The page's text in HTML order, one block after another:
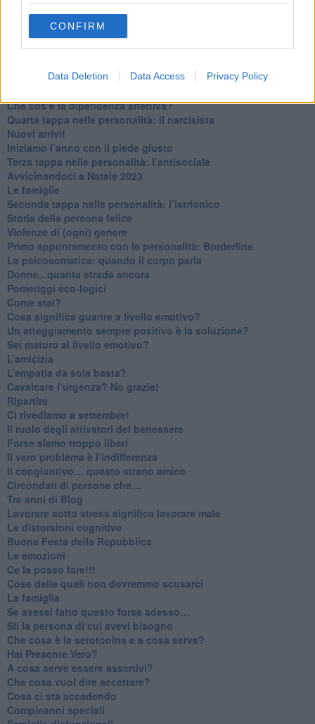
CONFIRM
Data Deletion Data Access Privacy Policy
​Essere genitori di un adolescente
​Saper pazientare
​Giornata del Fiocchetto Lilla
​Venerdì emozionalmente sostenibile
Contornati di persone che…
Che cos’è la dipendenza affettiva?
Quarta tappa nelle personalità: il narcisista
​Nuovi arrivi!
​Iniziamo l’anno con il piede giusto
​Terza tappa nelle personalità: l’antisociale
​Avvicinandoci a Natale 2023
Le famiglie
Seconda tappa nelle personalità: l’istrionico
​Storia della persona felice
Violenze di (ogni) genere
​Primo appuntamento con le personalità: Borderline
La psicosomatica: quando il corpo parla
Donne...quanta strada ancora
​Pomeriggi eco-logici
​Come stai?
Cosa significa guarire a livello emotivo?
​Un atteggiamento sempre positivo è la soluzione?
​Sei maturo al livello emotivo?
​L’amicizia
​L’empatia da sola basta?
​Cavalcare l’urgenza? No grazie!
Ripartire
​Ci rivediamo a settembre!
​Il ruolo degli attivatori del benessere
​Forse siamo troppo liberi
​Il vero problema è l’indifferenza
​Il congiuntivo… questo strano amico
​Circondati di persone che…
​Tre anni di Blog
​Lavorare sotto stress significa lavorare male
​Le distorsioni cognitive
​Buona Festa della Repubblica
Le emozioni
​Ce la posso fare!!!
​Cose delle quali non dovremmo scusarci
​La famiglia
​Se avessi fatto questo forse adesso…
​Sii la persona di cui avevi bisogno
Che cosa è la serotonina e a cosa serve?
​Hai Presente Vero?
A cosa serve essere assertivi?
​Che cosa vuol dire accettare?
​Cosa ci sta accadendo
​Compleanni speciali